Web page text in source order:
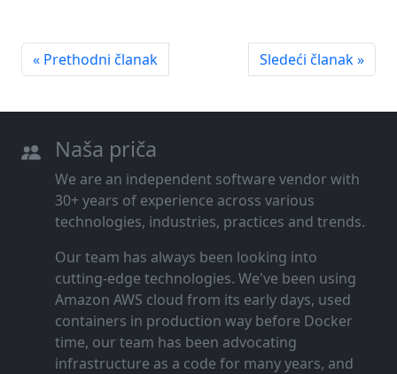
« Prethodni članak Sledeći članak »
Naša priča
We are an independent software vendor with
30+ years of experience across various
technologies, industries, practices and trends.
Our team has always been looking into
cutting‑edge technologies. We've been using
Amazon AWS cloud from its early days, used
containers in production way before Docker
time, our team has been advocating
infrastructure as a code for many years, and